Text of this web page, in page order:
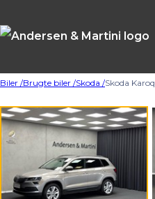
Biler /Brugte biler /Skoda /Skoda Karoq